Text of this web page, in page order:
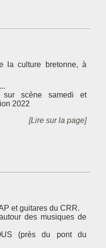
la culture bretonne, à
scène samedi et
2022
[Lire sur la page]
et guitares du CRR.
des musiques de
(près du pont du